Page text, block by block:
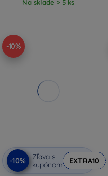
Na sklade > 5 ks
-10%
-10%
Zľava s
kupónom
EXTRA10